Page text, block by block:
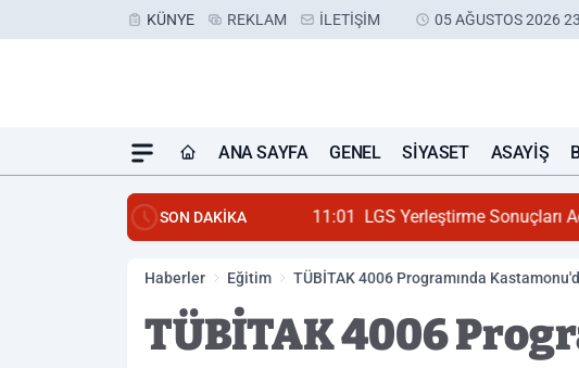
KÜNYE REKLAM İLETIŞIM 05 AĞUSTOS 2026
ANA SAYFA GENEL SIYASET ASAYIŞ
SON DAKİKA 11:01 LGS Yerleştirme Sonuçları
Haberler Eğitim TÜBİTAK 4006 Programında
TÜBİTAK 4006